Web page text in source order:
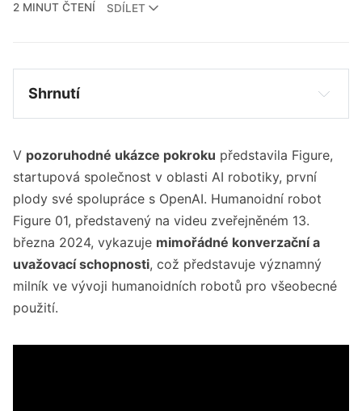
2 MINUT ČTENÍ
SDÍLET
Shrnutí
Figure předvedla první výsledky své
humanoidního robota s pokročilými
konverzačními a uvažovacími schopnostmi.
Robot Figure 01 dokáže vést konverzaci v
reálném čase, rozumí mluvenému slovu a
vykonává úkoly na základě verbálních
instrukcí.
Tento milník představuje významný pokrok ve
V pozoruhodné ukázce pokroku představila Figure,
startupová společnost v oblasti AI robotiky, první
plody své spolupráce s OpenAI. Humanoidní robot
Figure 01, představený na videu zveřejněném 13.
března 2024, vykazuje mimořádné konverzační a
uvažovací schopnosti, což představuje významný
milník ve vývoji humanoidních robotů pro všeobecné
použití.